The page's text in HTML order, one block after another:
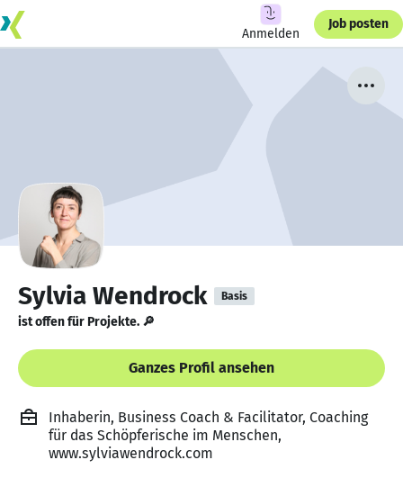
Anmelden
Job posten
Sylvia Wendrock Basis
ist offen für Projekte. 🔎
Ganzes Profil ansehen
Inhaberin, Business Coach & Facilitator, Coaching
für das Schöpferische im Menschen,
www.sylviawendrock.com